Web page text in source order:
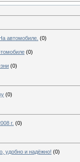
автомобиле. (0)
(0)
(0)
(0)
г. (0)
удобно и надёжно! (0)